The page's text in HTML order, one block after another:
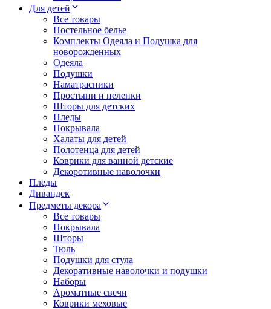
Для детей
Все товары
Постельное белье
Комплекты Одеяла и Подушка для
новорожденных
Одеяла
Подушки
Наматрасники
Простыни и пеленки
Шторы для детских
Пледы
Покрывала
Халаты для детей
Полотенца для детей
Коврики для ванной детские
Декоротивные наволочки
Пледы
Дивандек
Предметы декора
Все товары
Покрывала
Шторы
Тюль
Подушки для стула
Декоративные наволочки и подушки
Наборы
Ароматные свечи
Коврики меховые